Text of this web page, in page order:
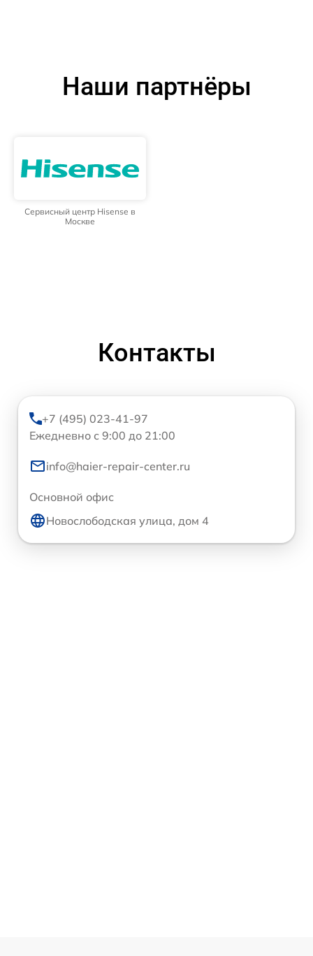
Наши партнёры
Сервисный центр Hisense в
Москве
Контакты
+7 (495) 023-41-97
Ежедневно с 9:00 до 21:00
info@haier-repair-center.ru
Основной офис
Новослободская улица, дом 4